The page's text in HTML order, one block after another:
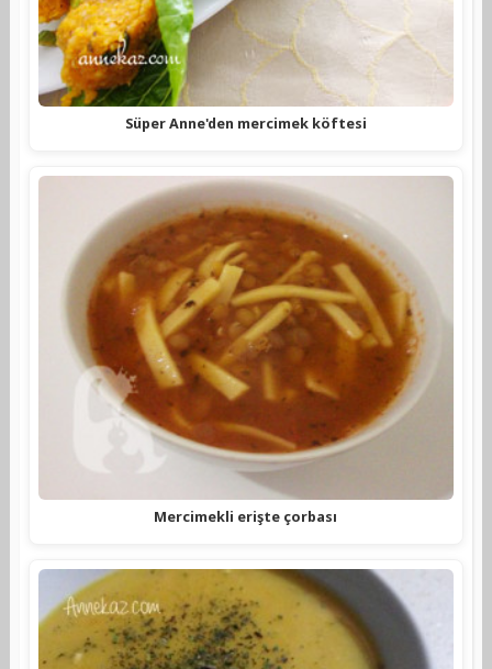
Süper Anne'den mercimek köftesi
Mercimekli erişte çorbası